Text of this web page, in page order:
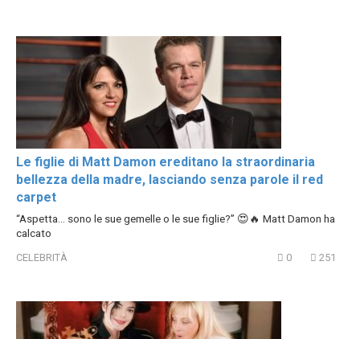
Le figlie di Matt Damon ereditano la straordinaria
bellezza della madre, lasciando senza parole il red
carpet
“Aspetta… sono le sue gemelle o le sue figlie?” 😍🔥 Matt Damon ha
calcato
CELEBRITÀ 0 251